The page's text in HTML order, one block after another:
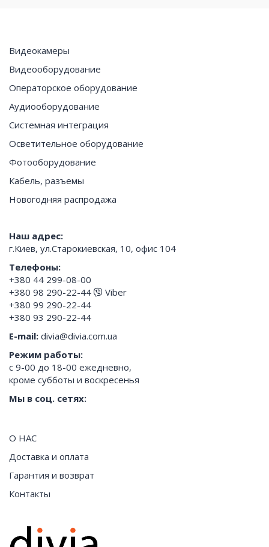
О НАС
Доставка и оплата
Гарантия и возврат
Контакты
Видеокамеры
Видеооборудование
Операторское оборудование
Аудиооборудование
Системная интеграция
Осветительное оборудование
Фотооборудование
Кабель, разъемы
Новогодняя распродажа
Наш адрес:
г.Киев, ул.Старокиевская, 10, офис 104
Телефоны:
+380 44 299-08-00
+380 98 290-22-44
Viber
+380 99 290-22-44
+380 93 290-22-44
E-mail: divia@divia.com.ua
Режим работы:
с 9-00 до 18-00 ежедневно,
кроме субботы и воскресенья
Мы в соц. сетях: